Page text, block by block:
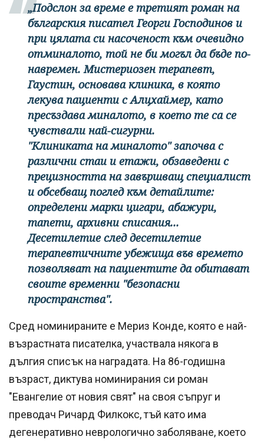
„Подслон за време е третият роман на
българския писател Георги Господинов и
при цялата си насоченост към очевидно
отминалото, той не би могъл да бъде по-
навремен. Мистериозен терапевт,
Гаустин, основава клиника, в която
лекува пациенти с Алцхаймер, като
пресъздава миналото, в което те са се
чувствали най-сигурни.
"Клиниката на миналото" започва с
различни стаи и етажи, обзаведени с
прецизността на завършващ специалист
и обсебващ поглед към детайлите:
определени марки цигари, абажури,
тапети, архивни списания...
Десетилетие след десетилетие
терапевтичните убежища във времето
позволяват на пациентите да обитават
своите временни "безопасни
пространства".
Сред номинираните е Мериз Конде, която е най-
възрастната писателка, участвала някога в
дългия списък на наградата. На 86-годишна
възраст, диктува номинирания си роман
"Евангелие от новия свят" на своя съпруг и
преводач Ричард Филкокс, тъй като има
дегенеративно неврологично заболяване, което